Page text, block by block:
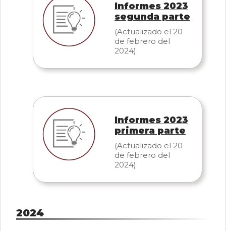
Informes 2023
segunda parte
(Actualizado el 20
de febrero del
2024)
Informes 2023
primera parte
(Actualizado el 20
de febrero del
2024)
2024